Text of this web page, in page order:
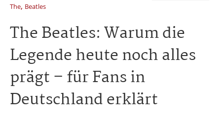
The, Beatles
The Beatles: Warum die
Legende heute noch alles
prägt – für Fans in
Deutschland erklärt